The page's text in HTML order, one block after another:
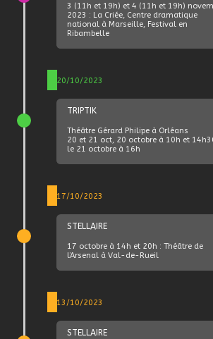
3 (11h et 19h) et 4 (11h et 19h)
2023 : La Criée, Centre dramatique
national à Marseille, Festival en
Ribambelle
20/10/2023
TRIPTIK
Théâtre Gérard Philipe à Orléans
20 et 21 oct, 20 octobre à 10h et
le 21 octobre à 16h
17/10/2023
STELLAIRE
17 octobre à 14h et 20h : Théâtre de
l’Arsenal à Val-de-Rueil
13/10/2023
STELLAIRE